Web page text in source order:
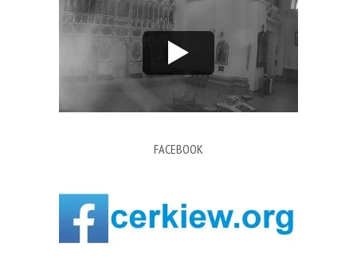
FACEBOOK